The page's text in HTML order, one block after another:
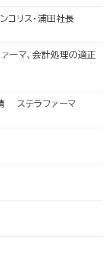
リス・浦田社長
ーマ、会計処理の適正
ステラファーマ